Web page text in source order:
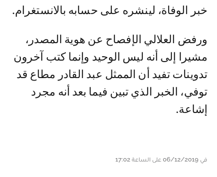
خبر الوفاة، لينشره على حسابه بالانستغرام.
ورفض العلالي الإفصاح عن هوية المصدر،
مشيرا إلى أنه ليس الوحيد وإنما كتب آخرون
تدوينات تفيد أن الممثل عبد القادر مطاع قد
توفي، الخبر الذي تبين فيما بعد أنه مجرد
إشاعة.
في 06/12/2019 على الساعة 17:02